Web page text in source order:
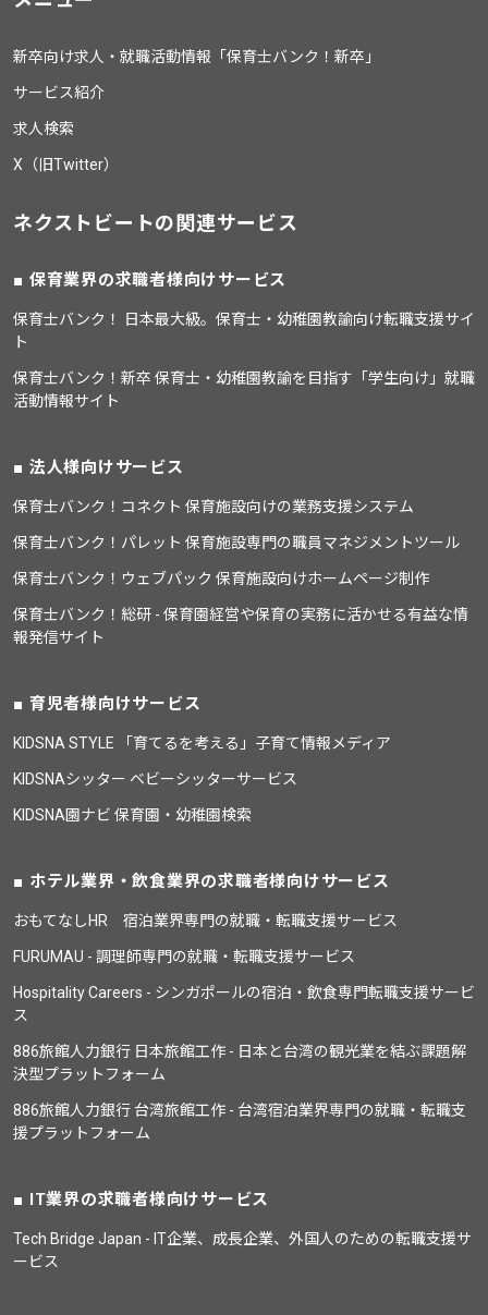
新卒向け求人・就職活動情報「保育士バンク！新卒」
サービス紹介
求人検索
X（旧Twitter）
ネクストビートの関連サービス
保育業界の求職者様向けサービス
保育士バンク！ 日本最大級。保育士・幼稚園教諭向け転職支援サイ
ト
保育士バンク！新卒 保育士・幼稚園教諭を目指す「学生向け」就職
活動情報サイト
法人様向けサービス
保育士バンク！コネクト 保育施設向けの業務支援システム
保育士バンク！パレット 保育施設専門の職員マネジメントツール
保育士バンク！ウェブパック 保育施設向けホームページ制作
保育士バンク！総研 - 保育園経営や保育の実務に活かせる有益な情
報発信サイト
育児者様向けサービス
KIDSNA STYLE 「育てるを考える」子育て情報メディア
KIDSNAシッター ベビーシッターサービス
KIDSNA園ナビ 保育園・幼稚園検索
ホテル業界・飲食業界の求職者様向けサービス
おもてなしHR 宿泊業界専門の就職・転職支援サービス
FURUMAU - 調理師専門の就職・転職支援サービス
Hospitality Careers - シンガポールの宿泊・飲食専門転職支援サービ
ス
886旅館人力銀行 日本旅館工作 - 日本と台湾の観光業を結ぶ課題解
決型プラットフォーム
886旅館人力銀行 台湾旅館工作 - 台湾宿泊業界専門の就職・転職支
援プラットフォーム
IT業界の求職者様向けサービス
Tech Bridge Japan - IT企業、成長企業、外国人のための転職支援サ
ービス